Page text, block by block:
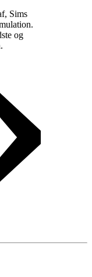
Sims
og
.